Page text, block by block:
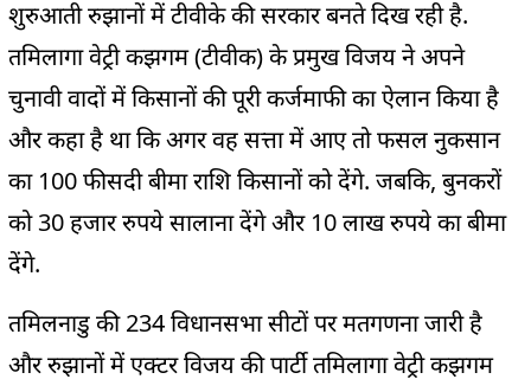
शुरुआती रुझानों में टीवीके की सरकार बनते दिख रही है.
तमिलागा वेट्री कझगम (टीवीक) के प्रमुख विजय ने अपने
चुनावी वादों में किसानों की पूरी कर्जमाफी का ऐलान किया है
और कहा है था कि अगर वह सत्ता में आए तो फसल नुकसान
का 100 फीसदी बीमा राशि किसानों को देंगे. जबकि, बुनकरों
को 30 हजार रुपये सालाना देंगे और 10 लाख रुपये का बीमा
देंगे.
तमिलनाडु की 234 विधानसभा सीटों पर मतगणना जारी है
और रुझानों में एक्टर विजय की पार्टी तमिलागा वेट्री कझगम